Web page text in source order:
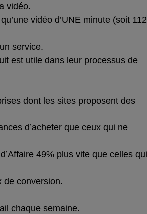
vidéo.
vidéo d’UNE minute (soit 112
service.
est utile dans leur processus de
dont les sites proposent des
d’acheter que ceux qui ne
49% plus vite que celles qui
de conversion.
chaque semaine.